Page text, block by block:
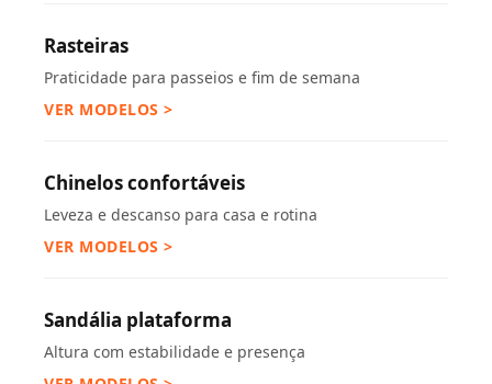
Rasteiras
Praticidade para passeios e fim de semana
VER MODELOS >
Chinelos confortáveis
Leveza e descanso para casa e rotina
VER MODELOS >
Sandália plataforma
Altura com estabilidade e presença